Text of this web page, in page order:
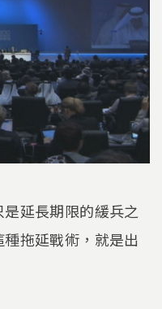
延長期限的緩兵之
拖延戰術，就是出